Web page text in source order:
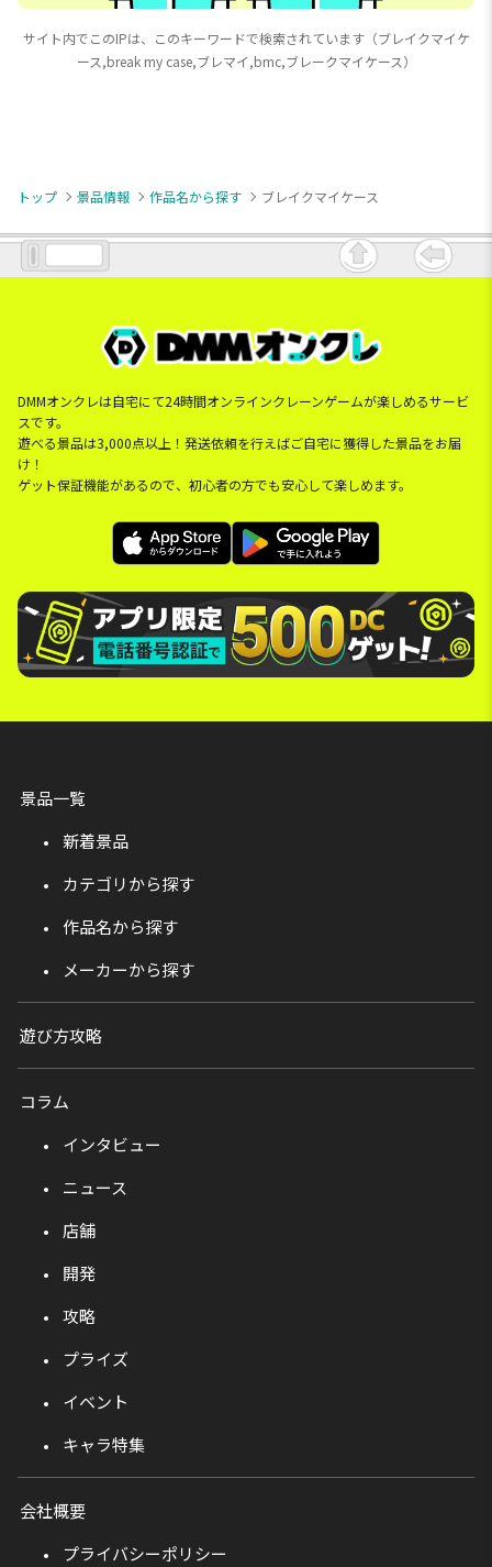
サイト内でこのIPは、このキーワードで検索されています（ブレイクマイケ
ース,break my case,ブレマイ,bmc,ブレークマイケース）
トップ 景品情報 作品名から探す ブレイクマイケース
DMMオンクレは自宅にて24時間オンラインクレーンゲームが楽しめるサービ
スです。
遊べる景品は3,000点以上！発送依頼を行えばご自宅に獲得した景品をお届
け！
ゲット保証機能があるので、初心者の方でも安心して楽しめます。
景品一覧
新着景品
カテゴリから探す
作品名から探す
メーカーから探す
遊び方攻略
コラム
インタビュー
ニュース
店舗
開発
攻略
プライズ
イベント
キャラ特集
会社概要
プライバシーポリシー